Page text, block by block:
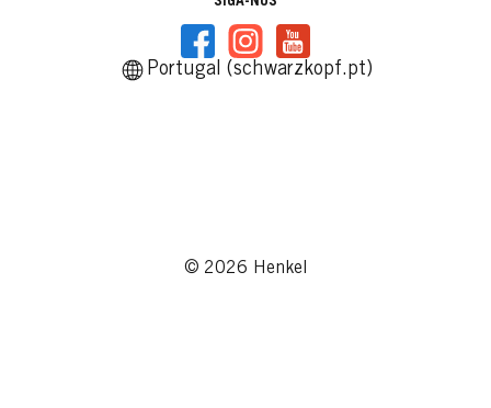
Portugal (schwarzkopf.pt)
© 2026 Henkel